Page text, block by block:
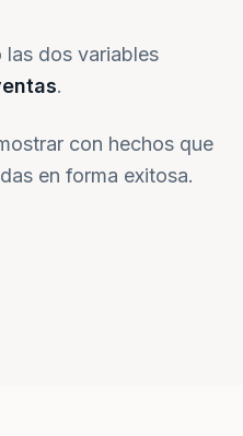
las dos variables
.
con hechos que
en forma exitosa.